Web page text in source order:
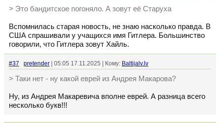
> Это бандитское погоняло. А зовут её Старуха
Вспомнилась старая новость, не знаю насколько правда. В
США спрашивали у учащихся имя Гитлера. Большинство
говорили, что Гитлера зовут Хайль.
#37 pretender | 05:05 17.11.2025 | Кому: Baltijalv.lv
> Таки нет - ну какой еврей из Андрея Макарова?
Ну, из Андрея Макаревича вполне еврей. А разница всего
несколько букв!!!